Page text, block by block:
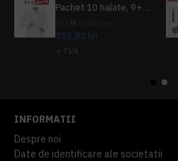
Pachet 10 halate, 9+1 gratuit
755,82 lei
+ TVA
INFORMATII
Despre noi
Date de identificare ale societatii